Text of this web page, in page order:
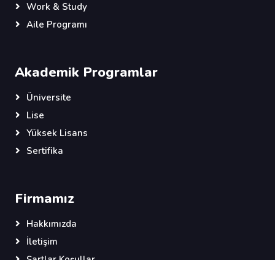
Work & Study
Aile Programı
Akademik Programlar
Üniversite
Lise
Yüksek Lisans
Sertifika
Firmamız
Hakkımızda
İletişim